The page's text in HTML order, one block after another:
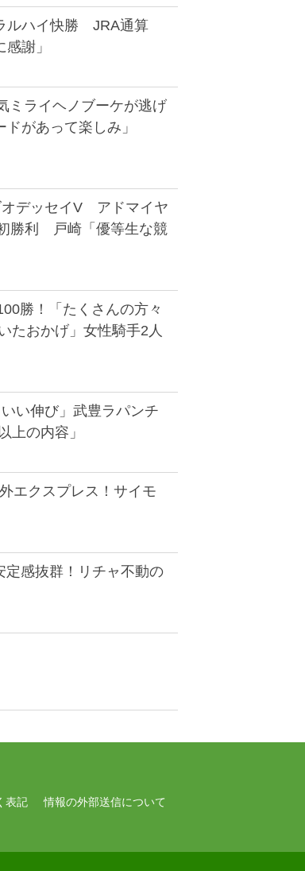
ルハイ快勝 JRA通算
謝」
ミライヘノブーケが逃げ
があって楽しみ」
オデッセイV アドマイヤ
勝利 戸崎「優等生な競
勝！「たくさんの方々
たおかげ」女性騎手2人
い伸び」武豊ラパンチ
上の内容」
エクスプレス！サイモ
感抜群！リチャ不動の
表記 情報の外部送信について